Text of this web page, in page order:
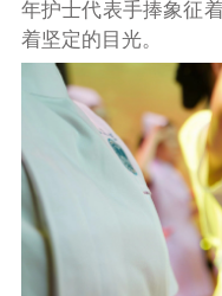
年护士代表手捧象征
着坚定的目光。